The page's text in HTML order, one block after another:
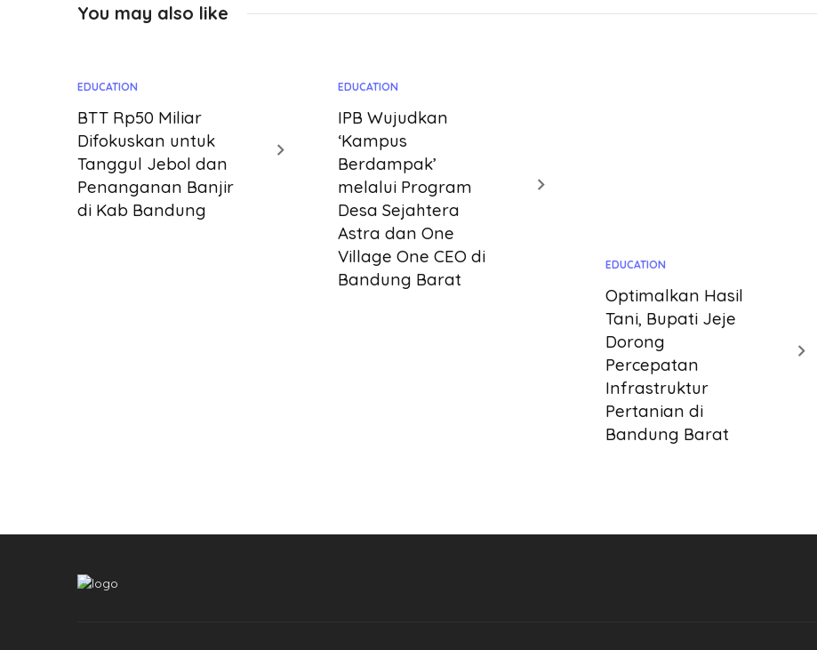
You may also like
EDUCATION
BTT Rp50 Miliar
Difokuskan untuk
Tanggul Jebol dan
Penanganan Banjir
di Kab Bandung
EDUCATION
IPB Wujudkan
‘Kampus
Berdampak’
melalui Program
Desa Sejahtera
Astra dan One
Village One CEO di
Bandung Barat
EDUCATION
Optimalkan Hasil
Tani, Bupati Jeje
Dorong
Percepatan
Infrastruktur
Pertanian di
Bandung Barat